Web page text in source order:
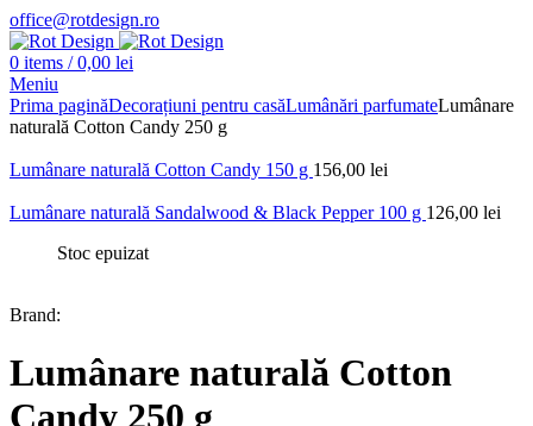
office@rotdesign.ro
0 items / 0,00 lei
Meniu
Prima paginăDecorațiuni pentru casăLumânări parfumateLumânare
naturală Cotton Candy 250 g
Lumânare naturală Cotton Candy 150 g 156,00 lei
Lumânare naturală Sandalwood & Black Pepper 100 g 126,00 lei
Stoc epuizat
Brand:
Lumânare naturală Cotton
Candy 250 g